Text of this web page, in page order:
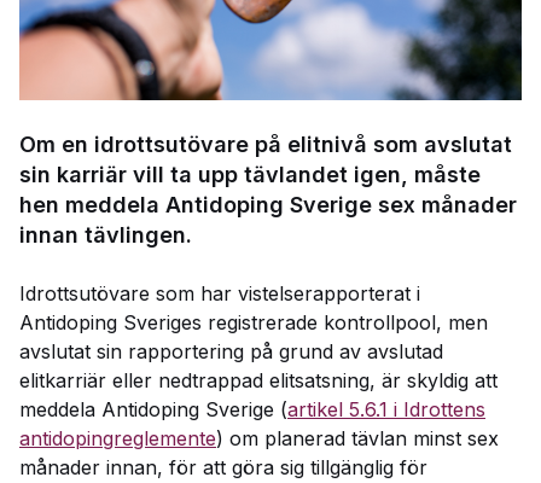
Om en idrottsutövare på elitnivå som avslutat
sin karriär vill ta upp tävlandet igen, måste
hen meddela Antidoping Sverige sex månader
innan tävlingen.
Idrottsutövare som har vistelserapporterat i
Antidoping Sveriges registrerade kontrollpool, men
avslutat sin rapportering på grund av avslutad
elitkarriär eller nedtrappad elitsatsning, är skyldig att
meddela Antidoping Sverige (artikel 5.6.1 i Idrottens
antidopingreglemente) om planerad tävlan minst sex
månader innan, för att göra sig tillgänglig för